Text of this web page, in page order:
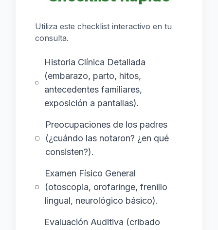
Utiliza este checklist interactivo en tu
consulta.
Historia Clínica Detallada
(embarazo, parto, hitos,
antecedentes familiares,
exposición a pantallas).
Preocupaciones de los padres
(¿cuándo las notaron? ¿en qué
consisten?).
Examen Físico General
(otoscopia, orofaringe, frenillo
lingual, neurológico básico).
Evaluación Auditiva (cribado